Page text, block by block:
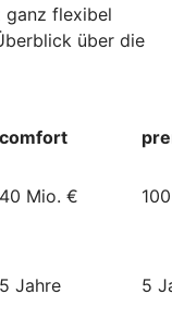
ganz flexibel
über die
comfort
40 Mio. €
5 Jahre 5